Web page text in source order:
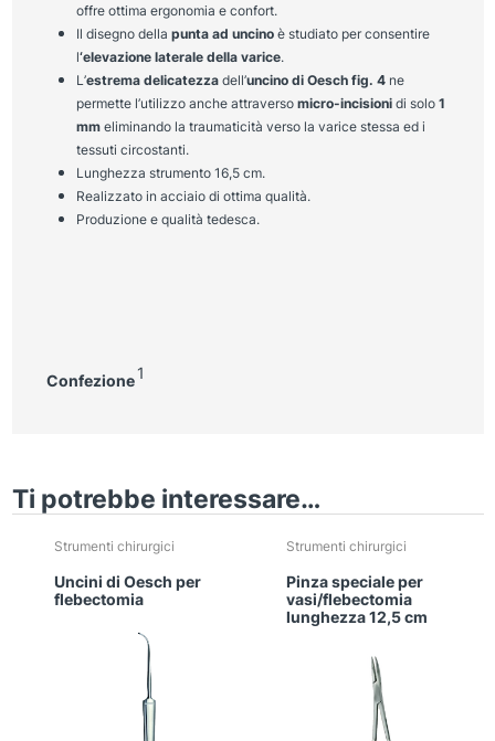
offre ottima ergonomia e confort.
Il disegno della punta ad uncinoè studiato per consentire
l‘elevazione laterale della varice.
L’estrema delicatezzadell’uncino di Oesch fig. 4ne
permette l’utilizzo anche attraverso micro-incisionidi solo 1
mmeliminando la traumaticità verso la varice stessa ed i
tessuti circostanti.
Lunghezza strumento 16,5 cm.
Realizzato in acciaio di ottima qualità.
Produzione e qualità tedesca.
Confezione 1
Ti potrebbe interessare…
Strumenti chirurgici
Uncini di Oesch per
flebectomia
Strumenti chirurgici
Pinza speciale per
vasi/flebectomia
lunghezza 12,5 cm